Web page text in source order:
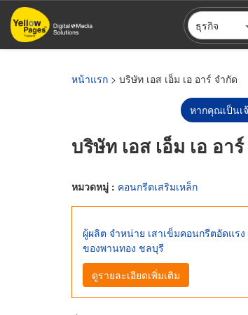
ข้าม
ไป
ธุรกิจ
หน้าแรก > บริษัท เอส เอ็ม เอ อาร์ จำกัด
หากคุณเป็นเ
บริษัท เอส เอ็ม เอ อา
หมวดหมู่ : คอนกรีตเสริมเหล็ก
ผู้ผลิต จำหน่าย เสาเข็มคอนกรีตอัดแร
ของพานทอง ชลบุรี
ดูรายละเอียดเพิ่มเติม